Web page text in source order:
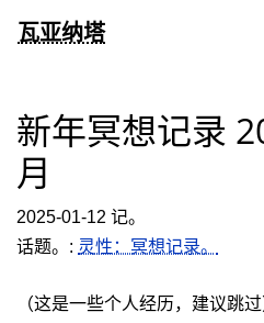
瓦亚纳塔
新年冥想记录
月
2025-01-12 记。
话题。: 灵性：冥想记录。
（这是一些个人经历，建议跳过